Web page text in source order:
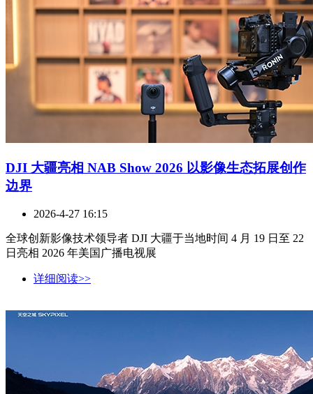
DJI 大疆亮相 NAB Show 2026 以影像生态拓展创作
边界
2026-4-27 16:15
全球创新影像技术领导者 DJI 大疆于当地时间 4 月 19 日至 22
日亮相 2026 年美国广播电视展
详细阅读>>